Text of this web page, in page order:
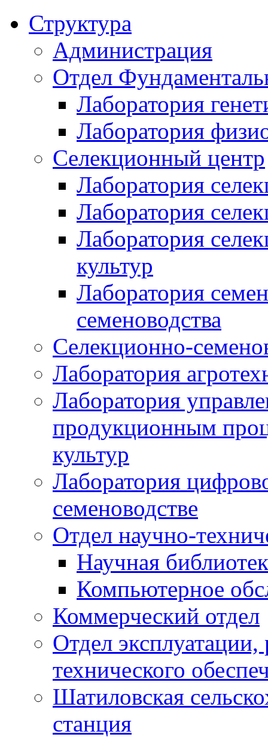
Структура
Администрация
Отдел
Лаборатория
Лаборатория
Селекционный центр
Лаборатория
Лаборатория
Лаборатория
культур
Лаборатория
семеноводства
Селекционно-
Лаборатория
Лаборатория
продукционным
культур
Лаборатория
семеноводстве
Отдел научно-
Научная
Компьютерное
Коммерческий отдел
Отдел
технического
Шатиловская
станция